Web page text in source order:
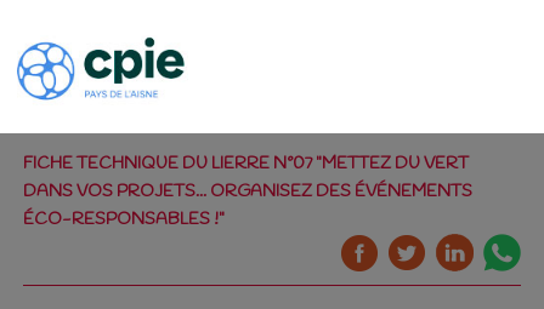
FICHE TECHNIQUE DU LIERRE N°07 "METTEZ DU VERT
DANS VOS PROJETS... ORGANISEZ DES ÉVÉNEMENTS
ÉCO-RESPONSABLES !"